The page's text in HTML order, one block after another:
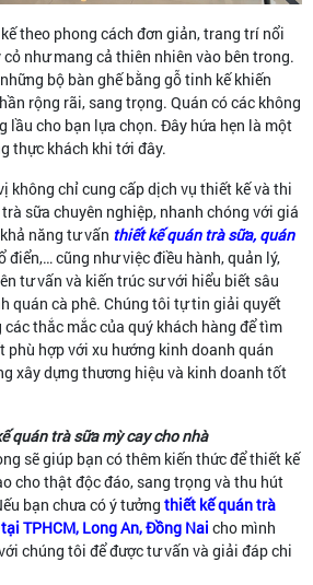
theo phong cách đơn giản, trang trí nổi
như mang cả thiên nhiên vào bên trong.
bộ bàn ghế bằng gỗ tinh kế khiến
rộng rãi, sang trọng. Quán có các không
lầu cho bạn lựa chọn. Đây hứa hẹn là một
thực khách khi tới đây.
không chỉ cung cấp dịch vụ thiết kế và thi
sữa chuyên nghiệp, nhanh chóng với giá
năng tư vấn thiết kế quán trà sữa, quán
điển,… cũng như việc điều hành, quản lý,
tư vấn và kiến trúc sư với hiểu biết sâu
quán cà phê. Chúng tôi tự tin giải quyết
thắc mắc của quý khách hàng để tìm
phù hợp với xu hướng kinh doanh quán
xây dựng thương hiệu và kinh doanh tốt
quán trà sữa mỳ cay cho nhà
sẽ giúp bạn có thêm kiến thức để thiết kế
cho thật độc đáo, sang trọng và thu hút
bạn chưa có ý tưởng thiết kế quán trà
TPHCM, Long An, Đồng Nai cho mình
chúng tôi để được tư vấn và giải đáp chi